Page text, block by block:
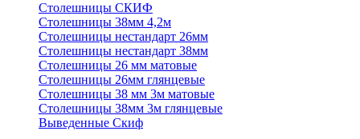
Столешницы СКИФ
Столешницы 38мм 4,2м
Столешницы нестандарт 26мм
Столешницы нестандарт 38мм
Столешницы 26 мм матовые
Столешницы 26мм глянцевые
Столешницы 38 мм 3м матовые
Столешницы 38мм 3м глянцевые
Выведенные Скиф